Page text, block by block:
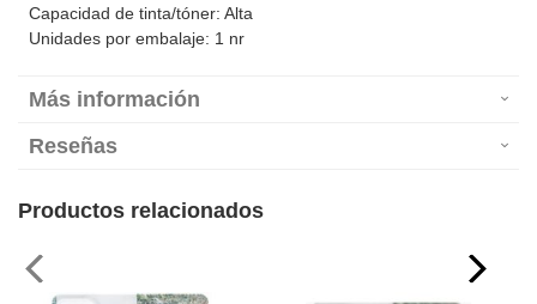
Capacidad de tinta/tóner: Alta
Unidades por embalaje: 1 nr
Más información
Reseñas
Productos relacionados